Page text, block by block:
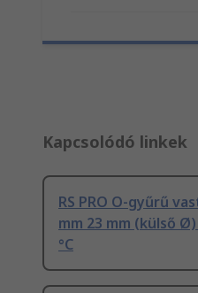
Kapcsolódó linkek
RS PRO O-gyűrű
mm 23 mm (külső
°C